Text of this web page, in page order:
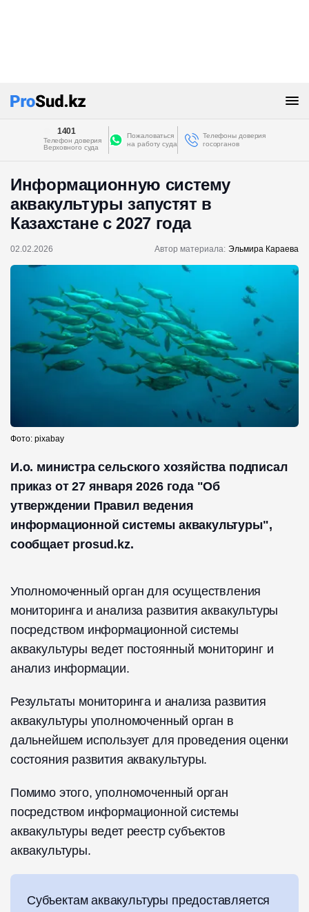
1401
Телефон доверия
Верховного суда
Пожаловаться
на работу суда
Телефоны доверия
госорганов
Информационную систему
аквакультуры запустят в
Казахстане с 2027 года
02.02.2026 Автор материала: Эльмира Караева
Фото: pixabay
И.о. министра сельского хозяйства подписал
приказ от 27 января 2026 года "Об
утверждении Правил ведения
информационной системы аквакультуры",
сообщает prosud.kz.
Уполномоченный орган для осуществления
мониторинга и анализа развития аквакультуры
посредством информационной системы
аквакультуры ведет постоянный мониторинг и
анализ информации.
Результаты мониторинга и анализа развития
аквакультуры уполномоченный орган в
дальнейшем использует для проведения оценки
состояния развития аквакультуры.
Помимо этого, уполномоченный орган
посредством информационной системы
аквакультуры ведет реестр субъектов
аквакультуры.
Субъектам аквакультуры предоставляется